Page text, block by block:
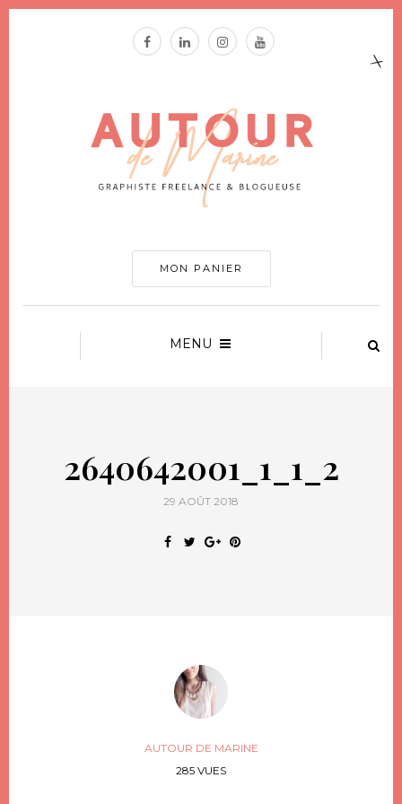
MON PANIER
MENU
2640642001_1_1_2
29 AOÛT 2018
AUTOUR DE MARINE
285 VUES